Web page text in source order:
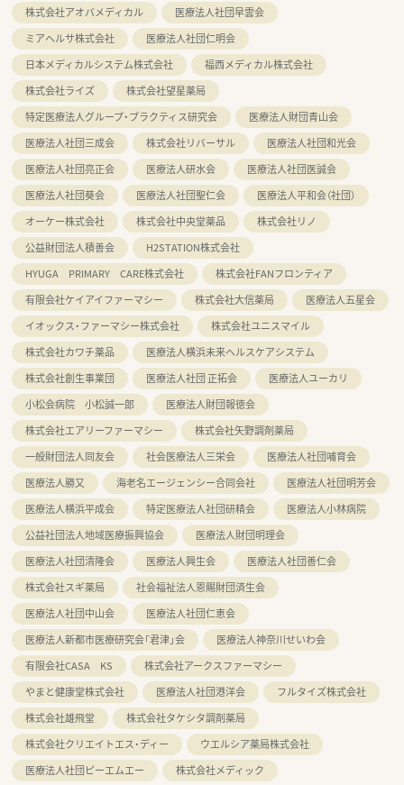
株式会社アオバメディカル
医療法人社団早雲会
ミアヘルサ株式会社
医療法人社団仁明会
日本メディカルシステム株式会社
福西メディカル株式会社
株式会社ライズ
株式会社望星薬局
特定医療法人グループ・プラクティス研究会
医療法人財団青山会
医療法人社団三成会
株式会社リバーサル
医療法人社団和光会
医療法人社団亮正会
医療法人研水会
医療法人社団医誠会
医療法人社団葵会
医療法人社団聖仁会
医療法人平和会（社団）
オーケー株式会社
株式会社中央堂薬品
株式会社リノ
公益財団法人積善会
H2STATION株式会社
HYUGA PRIMARY CARE株式会社
株式会社FANフロンティア
有限会社ケイアイファーマシー
株式会社大信薬局
医療法人五星会
イオックス・ファーマシー株式会社
株式会社ユニスマイル
株式会社カワチ薬品
医療法人横浜未来ヘルスケアシステム
株式会社創生事業団
医療法人社団 正拓会
医療法人ユーカリ
小松会病院 小松誠一郎
医療法人財団報徳会
株式会社エアリーファーマシー
株式会社矢野調剤薬局
一般財団法人同友会
社会医療法人三栄会
医療法人社団哺育会
医療法人勝又
海老名エージェンシー合同会社
医療法人社団明芳会
医療法人横浜平成会
特定医療法人社団研精会
医療法人小林病院
公益社団法人地域医療振興協会
医療法人財団明理会
医療法人社団清隆会
医療法人興生会
医療法人社団善仁会
株式会社スギ薬局
社会福祉法人恩賜財団済生会
医療法人社団中山会
医療法人社団仁恵会
医療法人新都市医療研究会「君津」会
医療法人神奈川せいわ会
有限会社CASA KS
株式会社アークスファーマシー
やまと健康堂株式会社
医療法人社団港洋会
フルタイズ株式会社
株式会社雄飛堂
株式会社タケシタ調剤薬局
株式会社クリエイトエス・ディー
ウエルシア薬局株式会社
医療法人社団ピーエムエー
株式会社メディック